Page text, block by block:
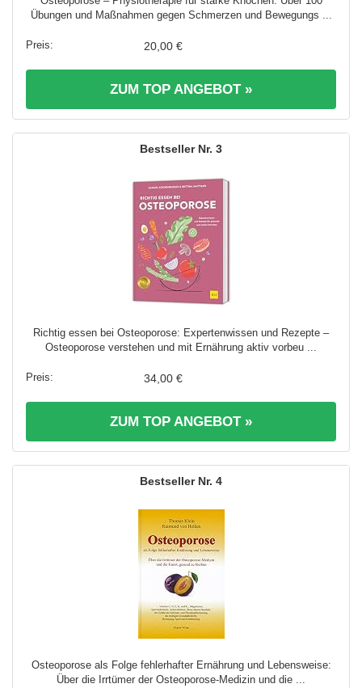
Übungen und Maßnahmen gegen Schmerzen und Bewegungs ...
20,00 €
ZUM TOP ANGEBOT »
3
Richtig essen bei Osteoporose: Expertenwissen und Rezepte –
Osteoporose verstehen und mit Ernährung aktiv vorbeu ...
34,00 €
ZUM TOP ANGEBOT »
4
Osteoporose als Folge fehlerhafter Ernährung und Lebensweise:
Über die Irrtümer der Osteoporose-Medizin und die ...